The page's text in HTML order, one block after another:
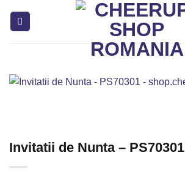
Invitatii de Nunta – PS70301